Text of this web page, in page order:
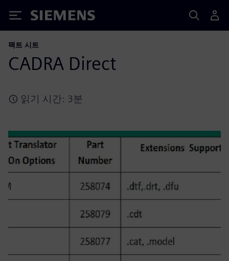
Siemens
팩트 시트
CADRA Direct
읽기 시간: 3분